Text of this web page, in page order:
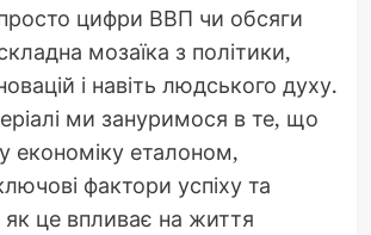
просто цифри ВВП чи обсяги
мозаїка з політики,
і навіть людського духу.
ми зануримося в те, що
економіку еталоном,
фактори успіху та
це впливає на життя